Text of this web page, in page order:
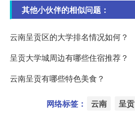
其他小伙伴的相似问题：
云南呈贡区的大学排名情况如何？
呈贡大学城周边有哪些住宿推荐？
云南呈贡有哪些特色美食？
网络标签： 云南 呈贡